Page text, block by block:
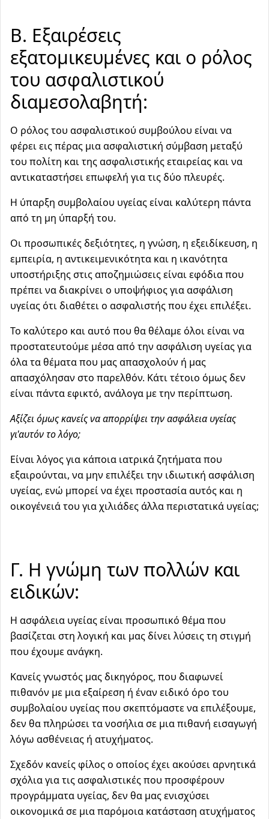
Β. Εξαιρέσεις
εξατομικευμένες και ο ρόλος
του ασφαλιστικού
διαμεσολαβητή:
Ο ρόλος του ασφαλιστικού συμβούλου είναι να
φέρει εις πέρας μια ασφαλιστική σύμβαση μεταξύ
του πολίτη και της ασφαλιστικής εταιρείας και να
αντικαταστήσει επωφελή για τις δύο πλευρές.
Η ύπαρξη συμβολαίου υγείας είναι καλύτερη πάντα
από τη μη ύπαρξή του.
Οι προσωπικές δεξιότητες, η γνώση, η εξειδίκευση, η
εμπειρία, η αντικειμενικότητα και η ικανότητα
υποστήριξης στις αποζημιώσεις είναι εφόδια που
πρέπει να διακρίνει ο υποψήφιος για ασφάλιση
υγείας ότι διαθέτει ο ασφαλιστής που έχει επιλέξει.
Το καλύτερο και αυτό που θα θέλαμε όλοι είναι να
προστατευτούμε μέσα από την ασφάλιση υγείας για
όλα τα θέματα που μας απασχολούν ή μας
απασχόλησαν στο παρελθόν. Κάτι τέτοιο όμως δεν
είναι πάντα εφικτό, ανάλογα με την περίπτωση.
Αξίζει όμως κανείς να απορρίψει την ασφάλεια υγείας
γι'αυτόν το λόγο;
Είναι λόγος για κάποια ιατρικά ζητήματα που
εξαιρούνται, να μην επιλέξει την ιδιωτική ασφάλιση
υγείας, ενώ μπορεί να έχει προστασία αυτός και η
οικογένειά του για χιλιάδες άλλα περιστατικά υγείας;
Γ. Η γνώμη των πολλών και
ειδικών:
Η ασφάλεια υγείας είναι προσωπικό θέμα που
βασίζεται στη λογική και μας δίνει λύσεις τη στιγμή
που έχουμε ανάγκη.
Κανείς γνωστός μας δικηγόρος, που διαφωνεί
πιθανόν με μια εξαίρεση ή έναν ειδικό όρο του
συμβολαίου υγείας που σκεπτόμαστε να επιλέξουμε,
δεν θα πληρώσει τα νοσήλια σε μια πιθανή εισαγωγή
λόγω ασθένειας ή ατυχήματος.
Σχεδόν κανείς φίλος ο οποίος έχει ακούσει αρνητικά
σχόλια για τις ασφαλιστικές που προσφέρουν
προγράμματα υγείας, δεν θα μας ενισχύσει
οικονομικά σε μια παρόμοια κατάσταση ατυχήματος